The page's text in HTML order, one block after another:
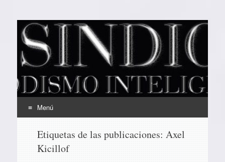
EL SINDICAL
Periodismo Inteligente
Menú
contenido
Etiquetas de las publicaciones: Axel
Kicillof